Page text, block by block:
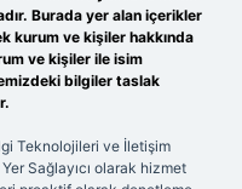
Burada yer alan içerikler
kurum ve kişiler hakkında
ve kişiler ile isim
bilgiler taslak
Teknolojileri ve İletişim
Sağlayıcı olarak hizmet